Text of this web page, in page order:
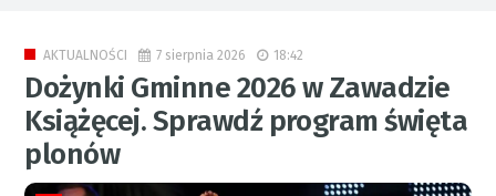
AKTUALNOŚCI 7 sierpnia 2026 18:42
Dożynki Gminne 2026 w Zawadzie
Książęcej. Sprawdź program święta
plonów